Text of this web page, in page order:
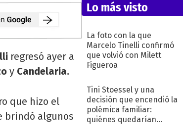
regresó ayer a
y Candelaria.
que hizo el
brindó algunos
Lo más visto
La foto con la que
Marcelo Tinelli confirmó
que volvió con Milett
Figueroa
Tini Stoessel y una
decisión que encendió la
polémica familiar:
quiénes quedarían